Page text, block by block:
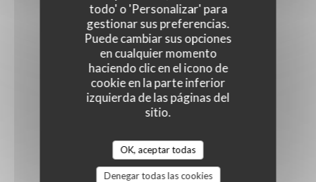
todo' o 'Personalizar' para
gestionar sus preferencias.
Puede cambiar sus opciones
en cualquier momento
haciendo clic en el icono de
cookie en la parte inferior
izquierda de las páginas del
sitio.
OK, aceptar todas
Denegar todas las cookies